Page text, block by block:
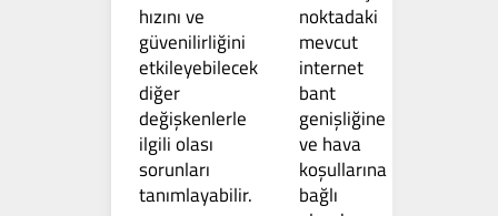
hızını ve
güvenilirliğini
etkileyebilecek
diğer
değişkenlerle
ilgili olası
sorunları
tanımlayabilir.
noktadaki
mevcut
internet
bant
genişliğine
ve hava
koşullarına
bağlı